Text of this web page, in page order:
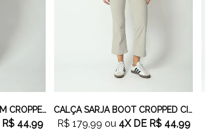
CALÇA JEANS RETA SLIM CROPPED
R$ 44,99
CALÇA SARJA BOOT CROPPED CINZA
R$ 179,99 ou 4XDE R$ 44,99